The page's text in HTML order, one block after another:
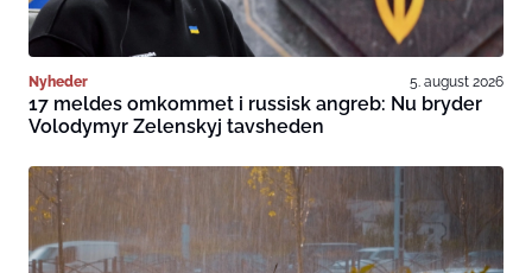
Nyheder 5. august 2026
17 meldes omkommet i russisk angreb: Nu bryder
Volodymyr Zelenskyj tavsheden